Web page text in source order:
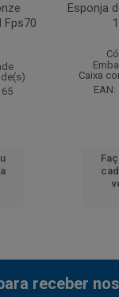
Fps70
Esponja
Caixa
receber